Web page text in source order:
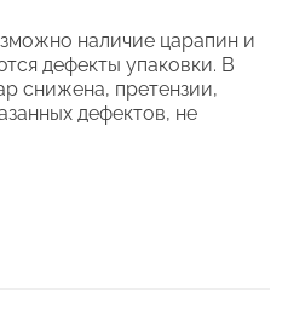
наличие царапин и
дефекты упаковки. В
снижена, претензии,
дефектов, не